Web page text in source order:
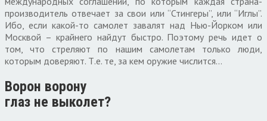
производитель отвечает за свои или “Стингеры”, или “Иглы”.
Ибо, если какой-то самолет завалят над Нью-Йорком или
Москвой – крайнего найдут быстро. Поэтому речь идет о
том, что стреляют по нашим самолетам только люди,
которым доверяют. Т.е. те, за кем оружие числится…
Ворон ворону
глаз не выколет?